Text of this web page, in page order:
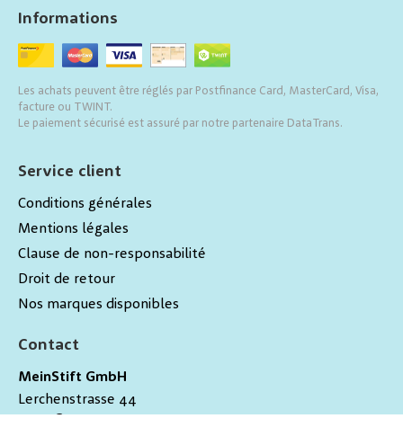
Contact
MeinStift GmbH
Lerchenstrasse 44
Service client
Conditions générales
Mentions légales
Clause de non-responsabilité
Droit de retour
Nos marques disponibles
Informations
Les achats peuvent être réglés par Postfinance Card, MasterCard, Visa,
facture ou TWINT.
Le paiement sécurisé est assuré par notre partenaire DataTrans.